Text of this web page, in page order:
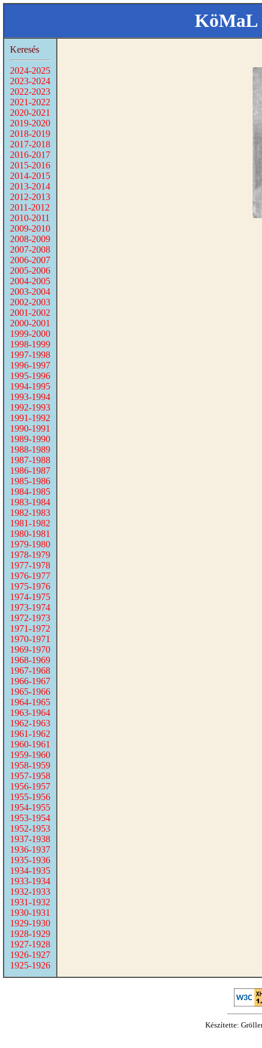
KöMaL
Keresés
2024-2025
2023-2024
2022-2023
2021-2022
2020-2021
2019-2020
2018-2019
2017-2018
2016-2017
2015-2016
2014-2015
2013-2014
2012-2013
2011-2012
2010-2011
2009-2010
2008-2009
2007-2008
2006-2007
2005-2006
2004-2005
2003-2004
2002-2003
2001-2002
2000-2001
1999-2000
1998-1999
1997-1998
1996-1997
1995-1996
1994-1995
1993-1994
1992-1993
1991-1992
1990-1991
1989-1990
1988-1989
1987-1988
1986-1987
1985-1986
1984-1985
1983-1984
1982-1983
1981-1982
1980-1981
1979-1980
1978-1979
1977-1978
1976-1977
1975-1976
1974-1975
1973-1974
1972-1973
1971-1972
1970-1971
1969-1970
1968-1969
1967-1968
1966-1967
1965-1966
1964-1965
1963-1964
1962-1963
1961-1962
1960-1961
1959-1960
1958-1959
1957-1958
1956-1957
1955-1956
1954-1955
1953-1954
1952-1953
1937-1938
1936-1937
1935-1936
1934-1935
1933-1934
1932-1933
1931-1932
1930-1931
1929-1930
1928-1929
1927-1928
1926-1927
1925-1926
Készítette: